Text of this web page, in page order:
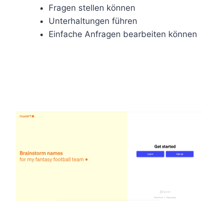
Fragen stellen können
Unterhaltungen führen
Einfache Anfragen bearbeiten können